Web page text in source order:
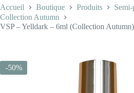
Accueil Boutique Produits
Collection Autumn
VSP – Yelldark – 6ml (Collection Autumn)
-50%